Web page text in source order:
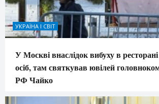
УКРАЇНА І СВІТ
У Москві внаслідок вибуху в
осіб, там святкував ювілей
РФ Чайко